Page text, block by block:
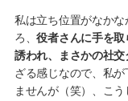
私は立ち位置がなか
ろ、役者さんに手を
誘われ、まさかの社
ざる感じなので、私
ませんが（笑）、こ